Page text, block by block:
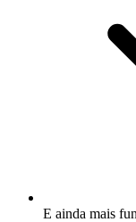
E ainda mais